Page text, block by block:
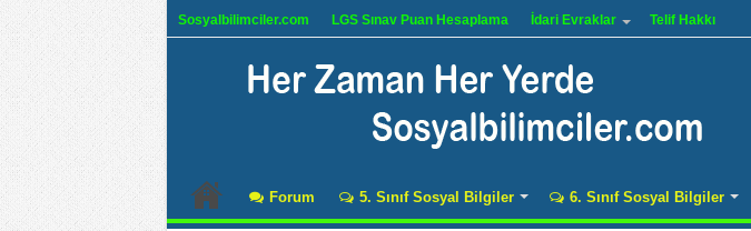
Sosyalbilimciler.com LGS Sınav Puan Hesaplama İdari Evraklar Telif Hakkı
Forum 5. Sınıf Sosyal Bilgiler 6. Sınıf Sosyal Bilgiler